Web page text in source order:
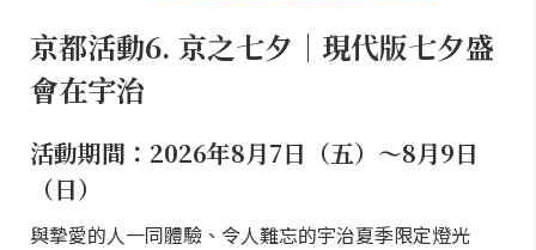
京都活動6. 京之七夕｜現代版七夕盛
會在宇治
活動期間：2026年8月7日（五）～8月9日
（日）
與摯愛的人一同體驗、令人難忘的宇治夏季限定燈光